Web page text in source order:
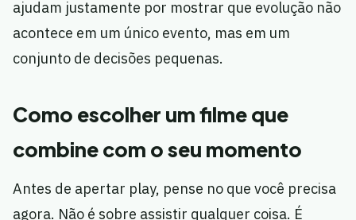
ajudam justamente por mostrar que evolução não
acontece em um único evento, mas em um
conjunto de decisões pequenas.
Como escolher um filme que
combine com o seu momento
Antes de apertar play, pense no que você precisa
agora. Não é sobre assistir qualquer coisa. É